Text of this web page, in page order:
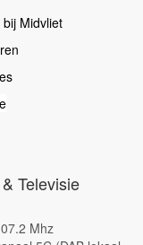
Midvliet
Televisie
Mhz